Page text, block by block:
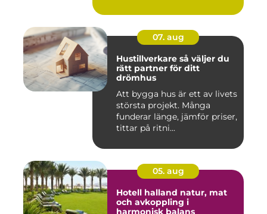
07. aug
Hustillverkare så väljer du
rätt partner för ditt
drömhus
Att bygga hus är ett av livets
största projekt. Många
funderar länge, jämför priser,
tittar på ritni...
05. aug
Hotell halland natur, mat
och avkoppling i
harmonisk balans